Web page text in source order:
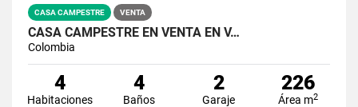
CASA CAMPESTRE VENTA
CASA CAMPESTRE EN VENTA EN V…
Colombia
4
Habitaciones
4
Baños
2
Garaje
226
Área m2